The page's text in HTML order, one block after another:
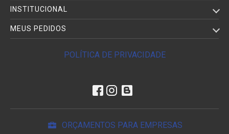
INSTITUCIONAL
MEUS PEDIDOS
POLÍTICA DE PRIVACIDADE
ORÇAMENTOS PARA EMPRESAS